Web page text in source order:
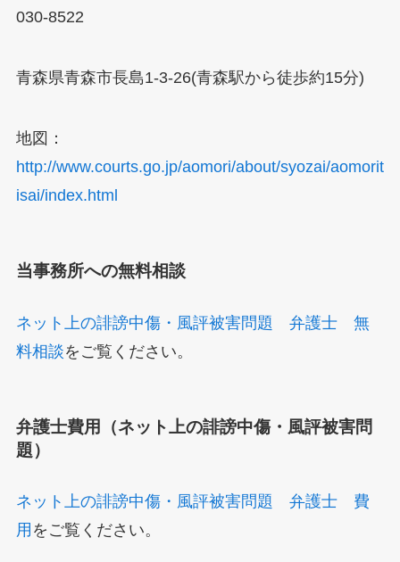
030-8522
青森県青森市長島1-3-26(青森駅から徒歩約15分)
地図：
http://www.courts.go.jp/aomori/about/syozai/aomorit
isai/index.html
当事務所への無料相談
ネット上の誹謗中傷・風評被害問題 弁護士 無
料相談をご覧ください。
弁護士費用（ネット上の誹謗中傷・風評被害問
題）
ネット上の誹謗中傷・風評被害問題 弁護士 費
用 をご覧ください。